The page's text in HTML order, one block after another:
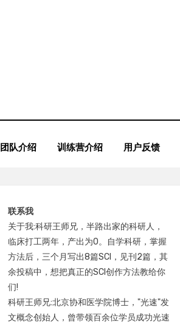
团队介绍 训练营介绍 用户反馈
联系我
关于我:科研王师兄，半路出家的科研人，
临床打工两年，产出为0。自学科研，掌握
方法后，三个月写出8篇SCI，见刊2篇，其
余投稿中，想把真正的SCI创作方法教给你
们!
科研王师兄:北京协和医学院博士，"光速"发
文概念创始人，曾带领百余位学员成功光速